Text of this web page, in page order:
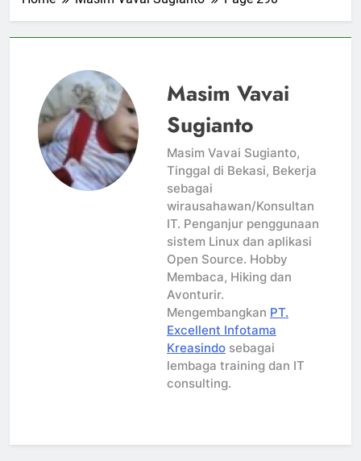
Masim Vavai
Sugianto
Masim Vavai Sugianto,
Tinggal di Bekasi, Bekerja
sebagai
wirausahawan/Konsultan
IT. Penganjur penggunaan
sistem Linux dan aplikasi
Open Source. Hobby
Membaca, Hiking dan
Avonturir.
Mengembangkan PT.
Excellent Infotama
Kreasindo sebagai
lembaga training dan IT
consulting.